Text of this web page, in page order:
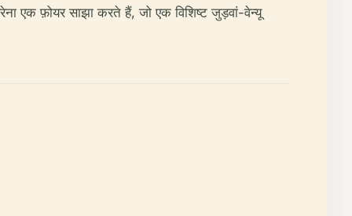
एक फ़ोयर साझा करते हैं, जो एक विशिष्ट जुड़वां-वेन्यू